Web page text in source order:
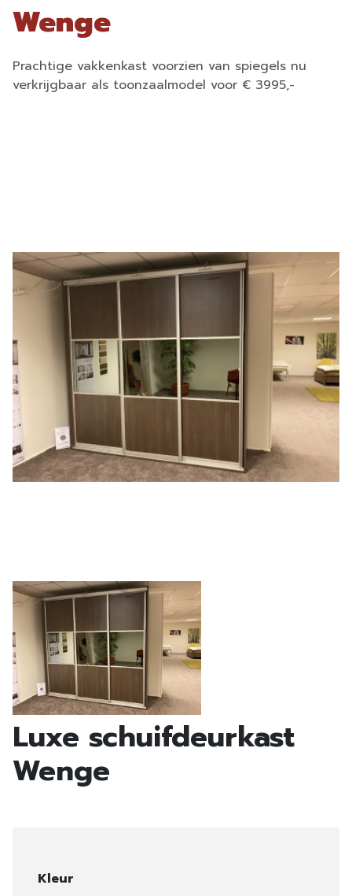
Wenge
Prachtige vakkenkast voorzien van spiegels nu
verkrijgbaar als toonzaalmodel voor € 3995,-
Luxe schuifdeurkast
Wenge
Kleur